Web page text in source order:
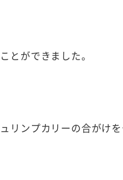
とができました。
リンプカリーの合がけを